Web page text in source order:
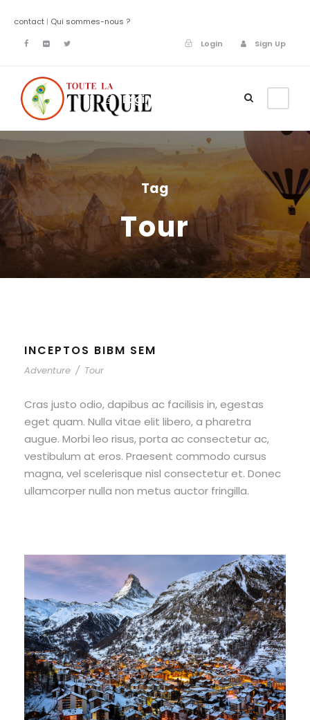
contact | Qui sommes-nous ?
Login
Sign Up
Login
Tag
Tour
INCEPTOS BIBM SEM
Adventure / Tour
Cras justo odio, dapibus ac facilisis in, egestas
eget quam. Nulla vitae elit libero, a pharetra
augue. Morbi leo risus, porta ac consectetur ac,
vestibulum at eros. Praesent commodo cursus
magna, vel scelerisque nisl consectetur et. Donec
ullamcorper nulla non metus auctor fringilla.